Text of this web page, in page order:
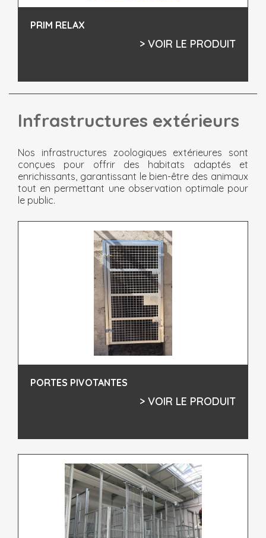
PRIM RELAX
> VOIR LE PRODUIT
Infrastructures extérieurs
Nos infrastructures zoologiques extérieures sont
conçues pour offrir des habitats adaptés et
enrichissants, garantissant le bien-être des animaux
tout en permettant une observation optimale pour
le public.
PORTES PIVOTANTES
> VOIR LE PRODUIT